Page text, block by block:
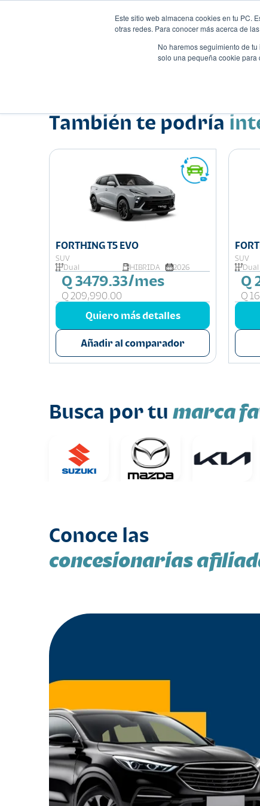
Este sitio web almacena cookies en tu PC.
otras redes. Para conocer más acerca de
No haremos seguimiento de
solo una pequeña cookie para
También te podría
FORTHING T5 EVO
SUV
Dual
HIBRIDA 2026
Q 3479.33/mes
Q 209,990.00
Quiero más detalles
Añadir al comparador
SUV
Dual
Q
Q
Busca por tu marca
Conoce las
concesionarias